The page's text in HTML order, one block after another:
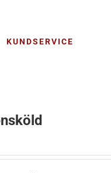
KUNDSERVICE